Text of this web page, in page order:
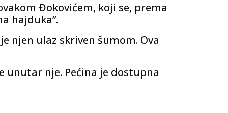
Đokovićem, koji se, prema
hajduka”.
njen ulaz skriven šumom. Ova
unutar nje. Pećina je dostupna